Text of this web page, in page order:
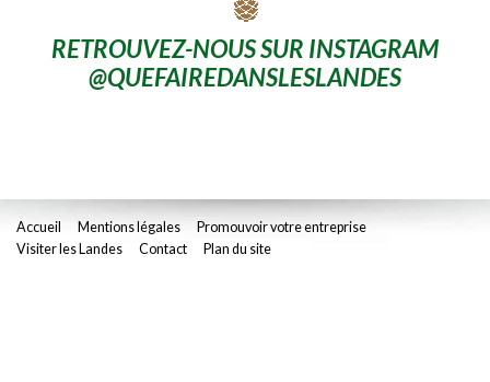
RETROUVEZ-NOUS SUR INSTAGRAM
@QUEFAIREDANSLESLANDES
Accueil Mentions légales
Promouvoir votre entreprise
Visiter les Landes
Contact Plan du site